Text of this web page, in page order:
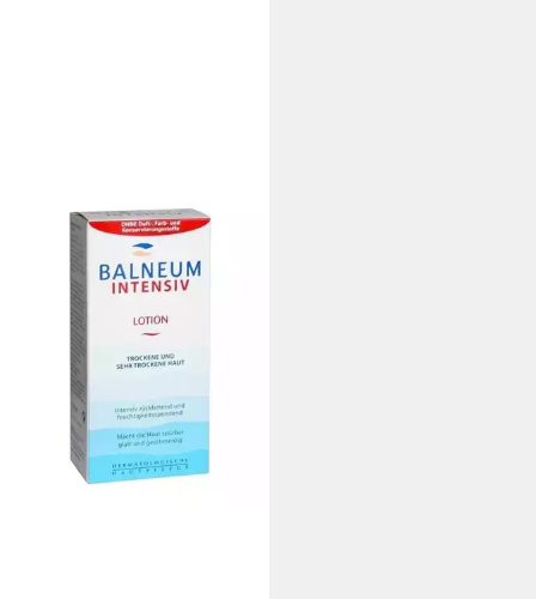
HERMAL GMBH
BALNEUM INTENSIV
Werktagen bei dir